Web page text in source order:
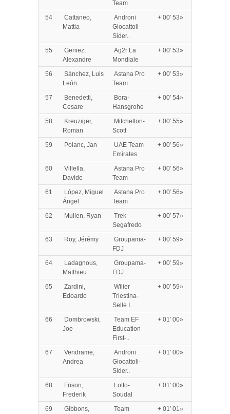
Team
54
Cattaneo,
Mattia
Androni
Giocattoli-
Sider..
+ 00′ 53»
55
Geniez,
Alexandre
Ag2r La
Mondiale
+ 00′ 53»
56
Sánchez, Luis
León
Astana Pro
Team
+ 00′ 53»
57
Benedetti,
Cesare
Bora-
Hansgrohe
+ 00′ 54»
58
Kreuziger,
Roman
Mitchelton-
Scott
+ 00′ 55»
59 Polanc, Jan
UAE Team
Emirates
+ 00′ 56»
60
Villella,
Davide
Astana Pro
Team
+ 00′ 56»
61
López, Miguel
Ángel
Astana Pro
Team
+ 00′ 56»
62 Mullen, Ryan
Trek-
Segafredo
+ 00′ 57»
63 Roy, Jérémy
Groupama-
FDJ
+ 00′ 59»
64
Ladagnous,
Matthieu
Groupama-
FDJ
+ 00′ 59»
65
Zardini,
Edoardo
Wilier
Triestina-
Selle I..
+ 00′ 59»
66
Dombrowski,
Joe
Team EF
Education
First-..
+ 01′ 00»
67
Vendrame,
Andrea
Androni
Giocattoli-
Sider..
+ 01′ 00»
68
Frison,
Frederik
Lotto-
Soudal
+ 01′ 00»
69 Gibbons, Team + 01′ 01»